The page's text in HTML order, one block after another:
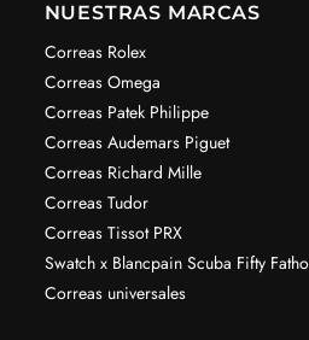
NUESTRAS MARCAS
Correas Rolex
Correas Omega
Correas Patek Philippe
Correas Audemars Piguet
Correas Richard Mille
Correas Tudor
Correas Tissot PRX
Swatch x Blancpain Scuba Fifty
Correas universales